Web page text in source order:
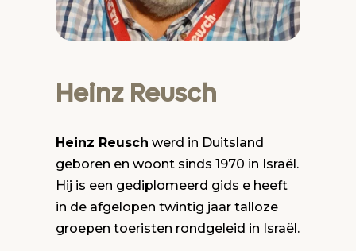
Heinz Reusch
Heinz Reusch werd in Duitsland
geboren en woont sinds 1970 in Israël.
Hij is een gediplomeerd gids e heeft
in de afgelopen twintig jaar talloze
groepen toeristen rondgeleid in Israël.